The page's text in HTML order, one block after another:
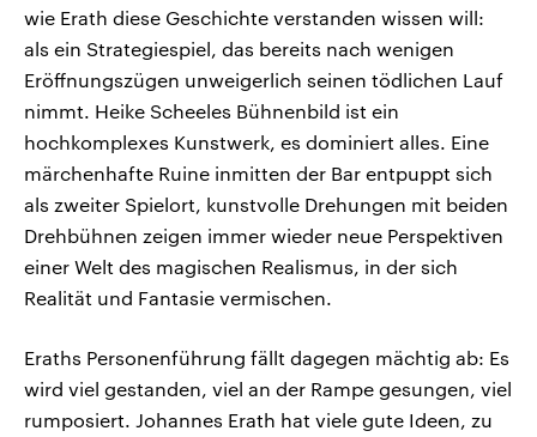
wie Erath diese Geschichte verstanden wissen will:
als ein Strategiespiel, das bereits nach wenigen
Eröffnungszügen unweigerlich seinen tödlichen Lauf
nimmt. Heike Scheeles Bühnenbild ist ein
hochkomplexes Kunstwerk, es dominiert alles. Eine
märchenhafte Ruine inmitten der Bar entpuppt sich
als zweiter Spielort, kunstvolle Drehungen mit beiden
Drehbühnen zeigen immer wieder neue Perspektiven
einer Welt des magischen Realismus, in der sich
Realität und Fantasie vermischen.
Eraths Personenführung fällt dagegen mächtig ab: Es
wird viel gestanden, viel an der Rampe gesungen, viel
rumposiert. Johannes Erath hat viele gute Ideen, zu